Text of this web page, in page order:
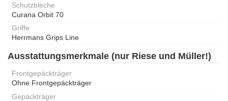
Schutzbleche
Curana Orbit 70
Griffe
Herrmans Grips Line
Ausstattungsmerkmale (nur Riese und Müller!)
Frontgepäckträger
Ohne Frontgepäckträger
Gepäckträger